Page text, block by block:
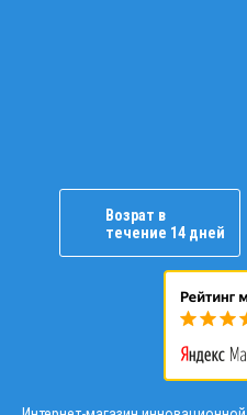
Возрат в
течение 14 дней